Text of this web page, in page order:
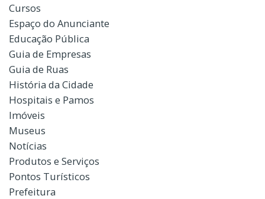
Cursos
Espaço do Anunciante
Educação Pública
Guia de Empresas
Guia de Ruas
História da Cidade
Hospitais e Pamos
Imóveis
Museus
Notícias
Produtos e Serviços
Pontos Turísticos
Prefeitura